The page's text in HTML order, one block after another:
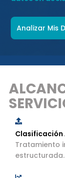
Analizar Mis
Tratamiento
estructurada.